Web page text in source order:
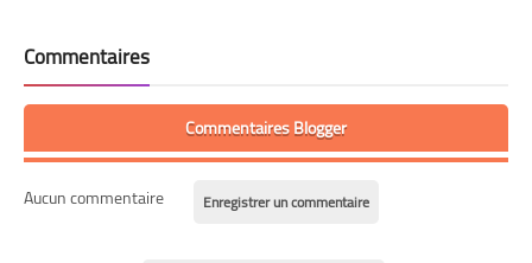
Commentaires
Commentaires Blogger
Aucun commentaire Enregistrer un commentaire